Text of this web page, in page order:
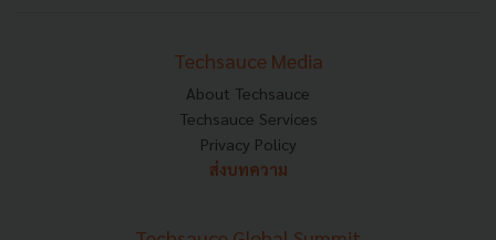
Techsauce Media
About Techsauce
Techsauce Services
Privacy Policy
ส่งบทความ